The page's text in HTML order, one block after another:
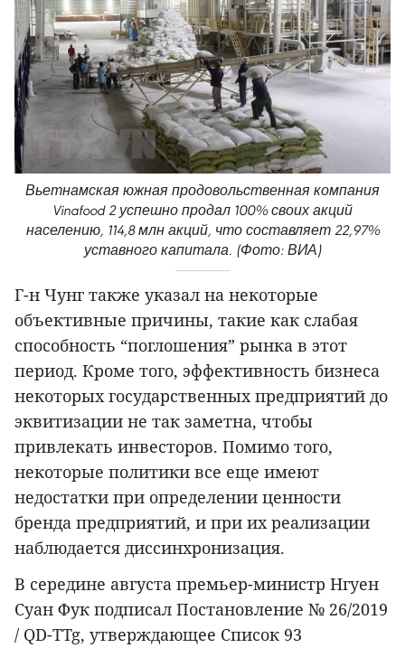
Вьетнамская южная продовольственная компания
Vinafood 2 успешно продал 100% своих акций
населению, 114,8 млн акций, что составляет 22,97%
уставного капитала. (Фото: ВИА)
Г-н Чунг также указал на некоторые
объективные причины, такие как слабая
способность “поглошения” рынка в этот
период. Кроме того, эффективность бизнеса
некоторых государственных предприятий до
эквитизации не так заметна, чтобы
привлекать инвесторов. Помимо того,
некоторые политики все еще имеют
недостатки при определении ценности
бренда предприятий, и при их реализации
наблюдается диссинхронизация.
В середине августа премьер-министр Нгуен
Суан Фук подписал Постановление № 26/2019
/ QD-TTg, утверждающее Список 93